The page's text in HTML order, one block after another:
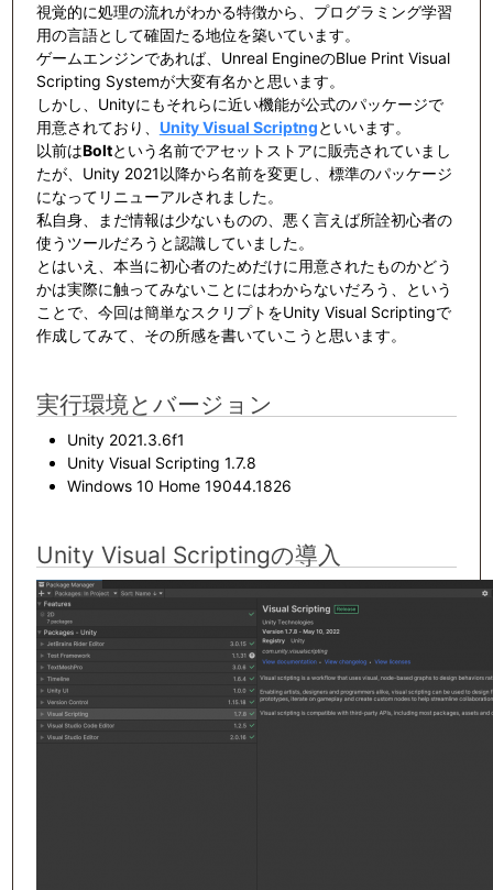
視覚的に処理の流れがわかる特徴から、プログラミング学習
用の言語として確固たる地位を築いています。
ゲームエンジンであれば、Unreal EngineのBlue Print Visual
Scripting Systemが大変有名かと思います。
しかし、Unityにもそれらに近い機能が公式のパッケージで
用意されており、 Unity Visual Scriptngといいます。
以前はBoltという名前でアセットストアに販売されていまし
たが、Unity 2021以降から名前を変更し、標準のパッケージ
になってリニューアルされました。
私自身、まだ情報は少ないものの、悪く言えば所詮初心者の
使うツールだろうと認識していました。
とはいえ、本当に初心者のためだけに用意されたものかどう
かは実際に触ってみないことにはわからないだろう、という
ことで、今回は簡単なスクリプトをUnity Visual Scriptingで
作成してみて、その所感を書いていこうと思います。
実行環境とバージョン
Unity 2021.3.6f1
Unity Visual Scripting 1.7.8
Windows 10 Home 19044.1826
Unity Visual Scriptingの導入